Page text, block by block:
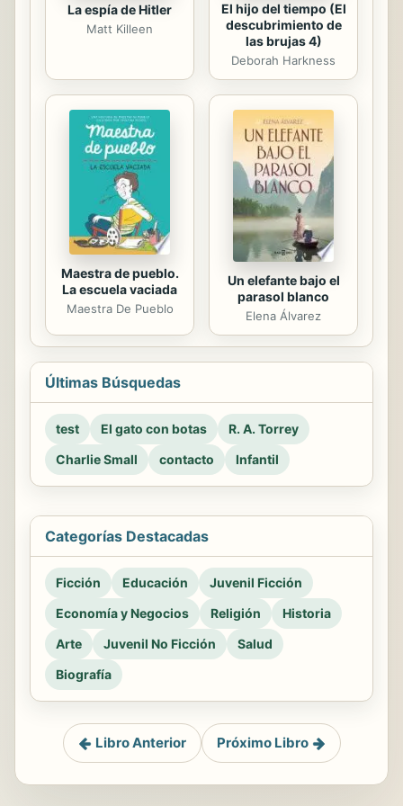
La espía de Hitler
Matt Killeen
El hijo del tiempo (El
descubrimiento de
las brujas 4)
Deborah Harkness
Maestra de pueblo.
La escuela vaciada
Maestra De Pueblo
Un elefante bajo el
parasol blanco
Elena Álvarez
Últimas Búsquedas
test El gato con botas
R. A. Torrey
Charlie Small
contacto Infantil
Categorías Destacadas
Ficción Educación
Juvenil Ficción
Economía y Negocios
Religión
Historia
Arte
Juvenil No Ficción
Salud
Biografía
Libro Anterior Próximo Libro